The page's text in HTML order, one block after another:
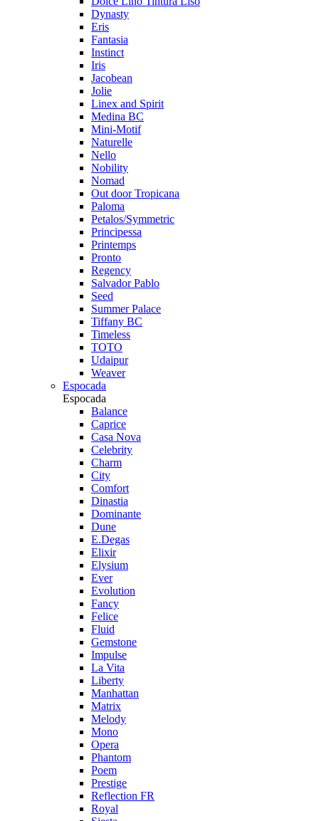
Dynasty
Eris
Fantasia
Instinct
Iris
Jacobean
Jolie
Linex and Spirit
Medina BC
Mini-Motif
Naturelle
Nello
Nobility
Nomad
Out door Tropicana
Paloma
Petalos/Symmetric
Principessa
Printemps
Pronto
Regency
Salvador Pablo
Seed
Summer Palace
Tiffany BC
Timeless
TOTO
Udaipur
Weaver
Espocada
Espocada
Balance
Caprice
Casa Nova
Celebrity
Charm
City
Comfort
Dinastia
Dominante
Dune
E.Degas
Elixir
Elysium
Ever
Evolution
Fancy
Felice
Fluid
Gemstone
Impulse
La Vita
Liberty
Manhattan
Matrix
Melody
Mono
Opera
Phantom
Poem
Prestige
Reflection FR
Royal